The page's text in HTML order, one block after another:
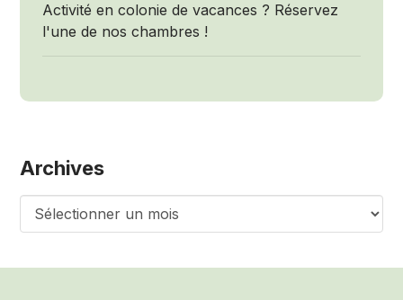
Activité en colonie de vacances ? Réservez
l'une de nos chambres !
Archives
Archives